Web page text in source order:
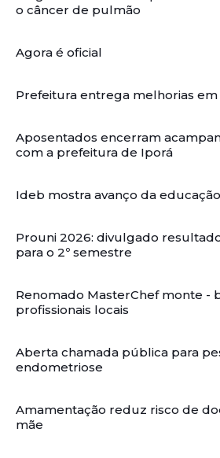
o câncer de pulmão
Agora é oficial
Prefeitura entrega melhorias em
Aposentados encerram
com a prefeitura de Iporá
Ideb mostra avanço da
Prouni 2026: divulgado
para o 2º semestre
Renomado MasterChef monte -
profissionais locais
Aberta chamada pública para
endometriose
Amamentação reduz risco de
mãe